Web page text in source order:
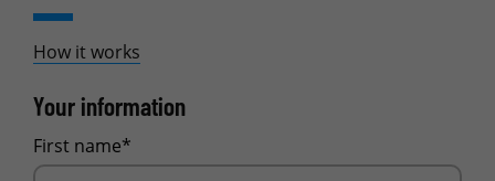
How it works
Your information
First name*